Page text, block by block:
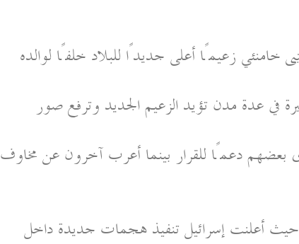
خامنئي زعيمًا أعلى جديدًا للبلاد خلفًا لوالده
في عدة مدن تؤيد الزعيم الجديد وترفع صور
بعضهم دعمًا للقرار بينما أعرب آخرون عن مخاوف
أعلنت إسرائيل تنفيذ هجمات جديدة داخل